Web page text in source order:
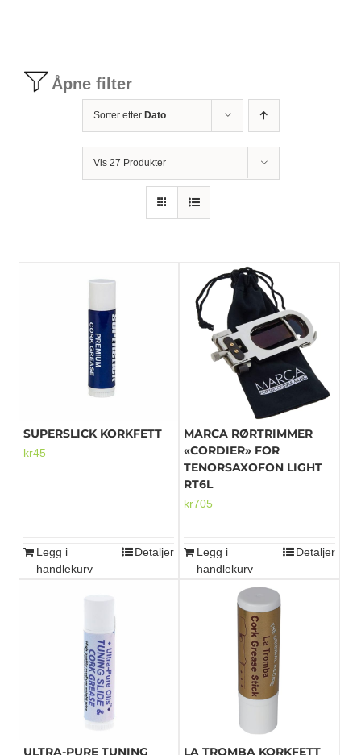
Instrumenter og tilbehør
Bager/ etuier
Diverse tilbehør
Åpne filter
Sorter etter Dato
Vis 27 Produkter
SUPERSLICK KORKFETT
kr45
Legg i
handlekurv
Detaljer
MARCA RØRTRIMMER
«CORDIER» FOR
TENORSAXOFON LIGHT
RT6L
kr705
Legg i
handlekurv
Detaljer
ULTRA-PURE TUNING
LA TROMBA KORKFETT